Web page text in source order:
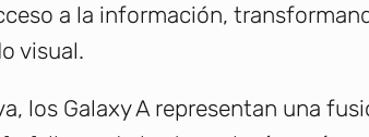
a la información,
visual.
los Galaxy A representan una